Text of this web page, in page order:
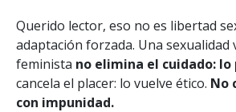
Querido lector, eso no es libertad
adaptación forzada. Una sexualidad
feminista no elimina el cuidado:
cancela el placer: lo vuelve ético. No
con impunidad.